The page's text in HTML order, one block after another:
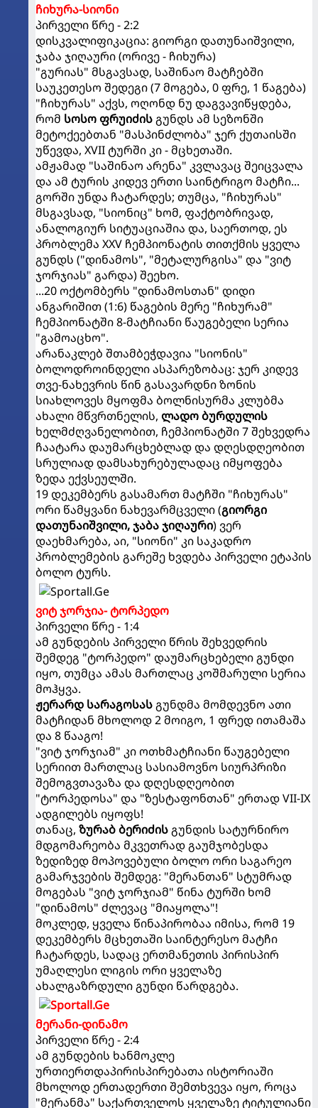
ჩიხურა-სიონი
პირველი წრე - 2:2
დისკვალიფიკაცია: გიორგი დათუნაიშვილი,
ჯაბა ჯიღაური (ორივე - ჩიხურა)
"გურიას" მსგავსად, საშინაო მატჩებში
საუკეთესო შედეგი (7 მოგება, 0 ფრე, 1 წაგება)
"ჩიხურას" აქვს, ოღონდ ნუ დაგვავიწყდება,
რომ სოსო ფრუიძისგუნდს ამ სეზონში
მეტოქეებთან "მასპინძლობა" ჯერ ქუთაისში
უწევდა, XVII ტურში კი - მცხეთაში.
ამჟამად "საშინაო არენა" კვლავაც შეიცვალა
და ამ ტურის კიდევ ერთი საინტრიგო მატჩი...
გორში უნდა ჩატარდეს; თუმცა, "ჩიხურას"
მსგავსად, "სიონიც" ხომ, ფაქტობრივად,
ანალოგიურ სიტუაციაშია და, საერთოდ, ეს
პრობლემა XXV ჩემპიონატის თითქმის ყველა
გუნდს ("დინამოს", "მეტალურგისა" და "ვიტ
ჯორჯიას" გარდა) შეეხო.
...20 ოქტომბერს "დინამოსთან" დიდი
ანგარიშით (1:6) წაგების მერე "ჩიხურამ"
ჩემპიონატში 8-მატჩიანი წაუგებელი სერია
"გამოაცხო".
არანაკლებ შთამბეჭდავია "სიონის"
ბოლოდროინდელი ასპარეზობაც: ჯერ კიდევ
თვე-ნახევრის წინ გასავარდნი ზონის
სიახლოვეს მყოფმა ბოლნისურმა კლუბმა
ახალი მწვრთნელის, ლადო ბურდულის
ხელმძღვანელობით, ჩემპიონატში 7 შეხვედრა
ჩაატარა დაუმარცხებლად და დღესდღეობით
სრულიად დამსახურებულადაც იმყოფება
ზედა ექვსეულში.
19 დეკემბერს გასამართ მატჩში "ჩიხურას"
ორი წამყვანი ნახევარმცველი (გიორგი
დათუნაიშვილი, ჯაბა ჯიღაური) ვერ
დაეხმარება, აი, "სიონი" კი საკადრო
პრობლემების გარეშე ხვდება პირველი ეტაპის
ბოლო ტურს.
ვიტ ჯორჯია- ტორპედო
პირველი წრე - 1:4
ამ გუნდების პირველი წრის შეხვედრის
შემდეგ "ტორპედო" დაუმარცხებელი გუნდი
იყო, თუმცა ამას მართლაც კოშმარული სერია
მოჰყვა.
ჟერარდ სარაგოსასგუნდმა მომდევნო ათი
მატჩიდან მხოლოდ 2 მოიგო, 1 ფრედ ითამაშა
და 8 წააგო!
"ვიტ ჯორჯიამ" კი ოთხმატჩიანი წაუგებელი
სერიით მართლაც სასიამოვნო სიურპრიზი
შემოგვთავაზა და დღესდღეობით
"ტორპედოსა" და "ზესტაფონთან" ერთად VII-IX
ადგილებს იყოფს!
თანაც, ზურაბ ბერიძისგუნდის სატურნირო
მდგომარეობა მკვეთრად გაუმჯობესდა
ზედიზედ მოპოვებული ბოლო ორი საგარეო
გამარჯვების შემდეგ: "მერანთან" სტუმრად
მოგებას "ვიტ ჯორჯიამ" წინა ტურში ხომ
"დინამოს" ძლევაც "მიაყოლა"!
მოკლედ, ყველა წინაპირობაა იმისა, რომ 19
დეკემბერს მცხეთაში საინტერესო მატჩი
ჩატარდეს, სადაც ერთმანეთის პირისპირ
უმაღლესი ლიგის ორი ყველაზე
ახალგაზრდული გუნდი წარდგება.
მერანი-დინამო
პირველი წრე - 2:4
ამ გუნდების ხანმოკლე
ურთიერთდაპირისპირებათა ისტორიაში
მხოლოდ ერთადერთი შემთხვევა იყო, როცა
"მერანმა" საქართველოს ყველაზე ტიტულიანი